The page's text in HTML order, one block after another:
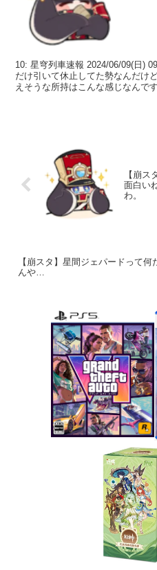
10: 星穹列車速報 2024/06/09(日)
だけ引いて休止してた勢なんだけ
えそうな所持はこんな感じなんで
【崩ス
面白い
わ。
【崩スタ】星間ジェパードって何
んや…